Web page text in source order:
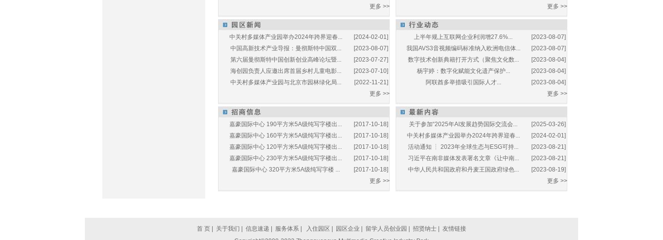
更多 >>
更多 >>
[2024-02-01]
中关村多媒体产业园举办2024年跨界迎春...
[2023-08-07]
中国高新技术产业导报：曼彻斯特中国双...
[2023-07-27]
第六届曼彻斯特中国创新创业高峰论坛暨...
[2023-07-10]
海创园负责人应邀出席首届乡村儿童电影...
[2022-11-21]
中关村多媒体产业园与北京市园林绿化局...
更多 >>
[2023-08-07]
上半年规上互联网企业利润增27.6%...
[2023-08-07]
我国AVS3音视频编码标准纳入欧洲电信体...
[2023-08-04]
数字技术创新典籍打开方式（聚焦文化数...
[2023-08-04]
杨宇婷：数字化赋能文化遗产保护...
[2023-08-04]
阿联酋多举措吸引国际人才...
更多 >>
[2017-10-18]
嘉豪国际中心 190平方米5A级纯写字楼出...
[2017-10-18]
嘉豪国际中心 160平方米5A级纯写字楼出...
[2017-10-18]
嘉豪国际中心 120平方米5A级纯写字楼出...
[2017-10-18]
嘉豪国际中心 230平方米5A级纯写字楼出...
[2017-10-18]
嘉豪国际中心 320平方米5A级纯写字楼 ...
更多 >>
[2025-03-26]
关于参加“2025年AI发展趋势国际交流会...
[2024-02-01]
中关村多媒体产业园举办2024年跨界迎春...
[2023-08-21]
活动通知 ┆ 2023年全球生态与ESG可持...
[2023-08-21]
习近平在南非媒体发表署名文章《让中南...
[2023-08-19]
中华人民共和国政府和丹麦王国政府绿色...
更多 >>
首 页 关于我们 信息速递 服务体系 入住园区 园区企业 留学人员创业园 招贤纳士
友情链接